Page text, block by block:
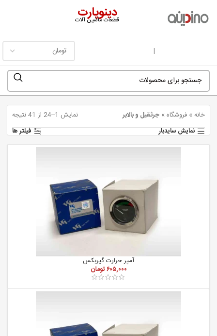
دینوپارت
قطعات ماشین آلات
|
خانه» فروشگاه» جرثقیل و بالابر
نمایش 1–24 از 41 نتیجه
نمایش سایدبار
فیلتر ها
آمپر حرارت گیربکس
۶۰۵,۰۰۰تومان